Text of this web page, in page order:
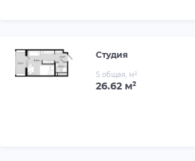
Студия
S общая, м²
26.62 м²